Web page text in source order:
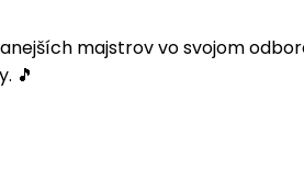
majstrov vo svojom
🎵